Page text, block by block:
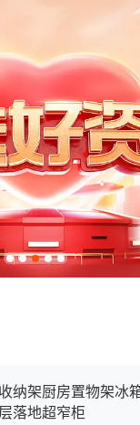
纳架厨房置物架冰
落地超窄柜